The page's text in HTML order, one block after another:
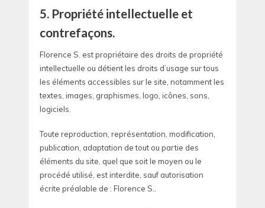
5. Propriété intellectuelle et
contrefaçons.
Florence S. est propriétaire des droits de propriété
intellectuelle ou détient les droits d’usage sur tous
les éléments accessibles sur le site, notamment les
textes, images, graphismes, logo, icônes, sons,
logiciels.
Toute reproduction, représentation, modification,
publication, adaptation de tout ou partie des
éléments du site, quel que soit le moyen ou le
procédé utilisé, est interdite, sauf autorisation
écrite préalable de : Florence S..